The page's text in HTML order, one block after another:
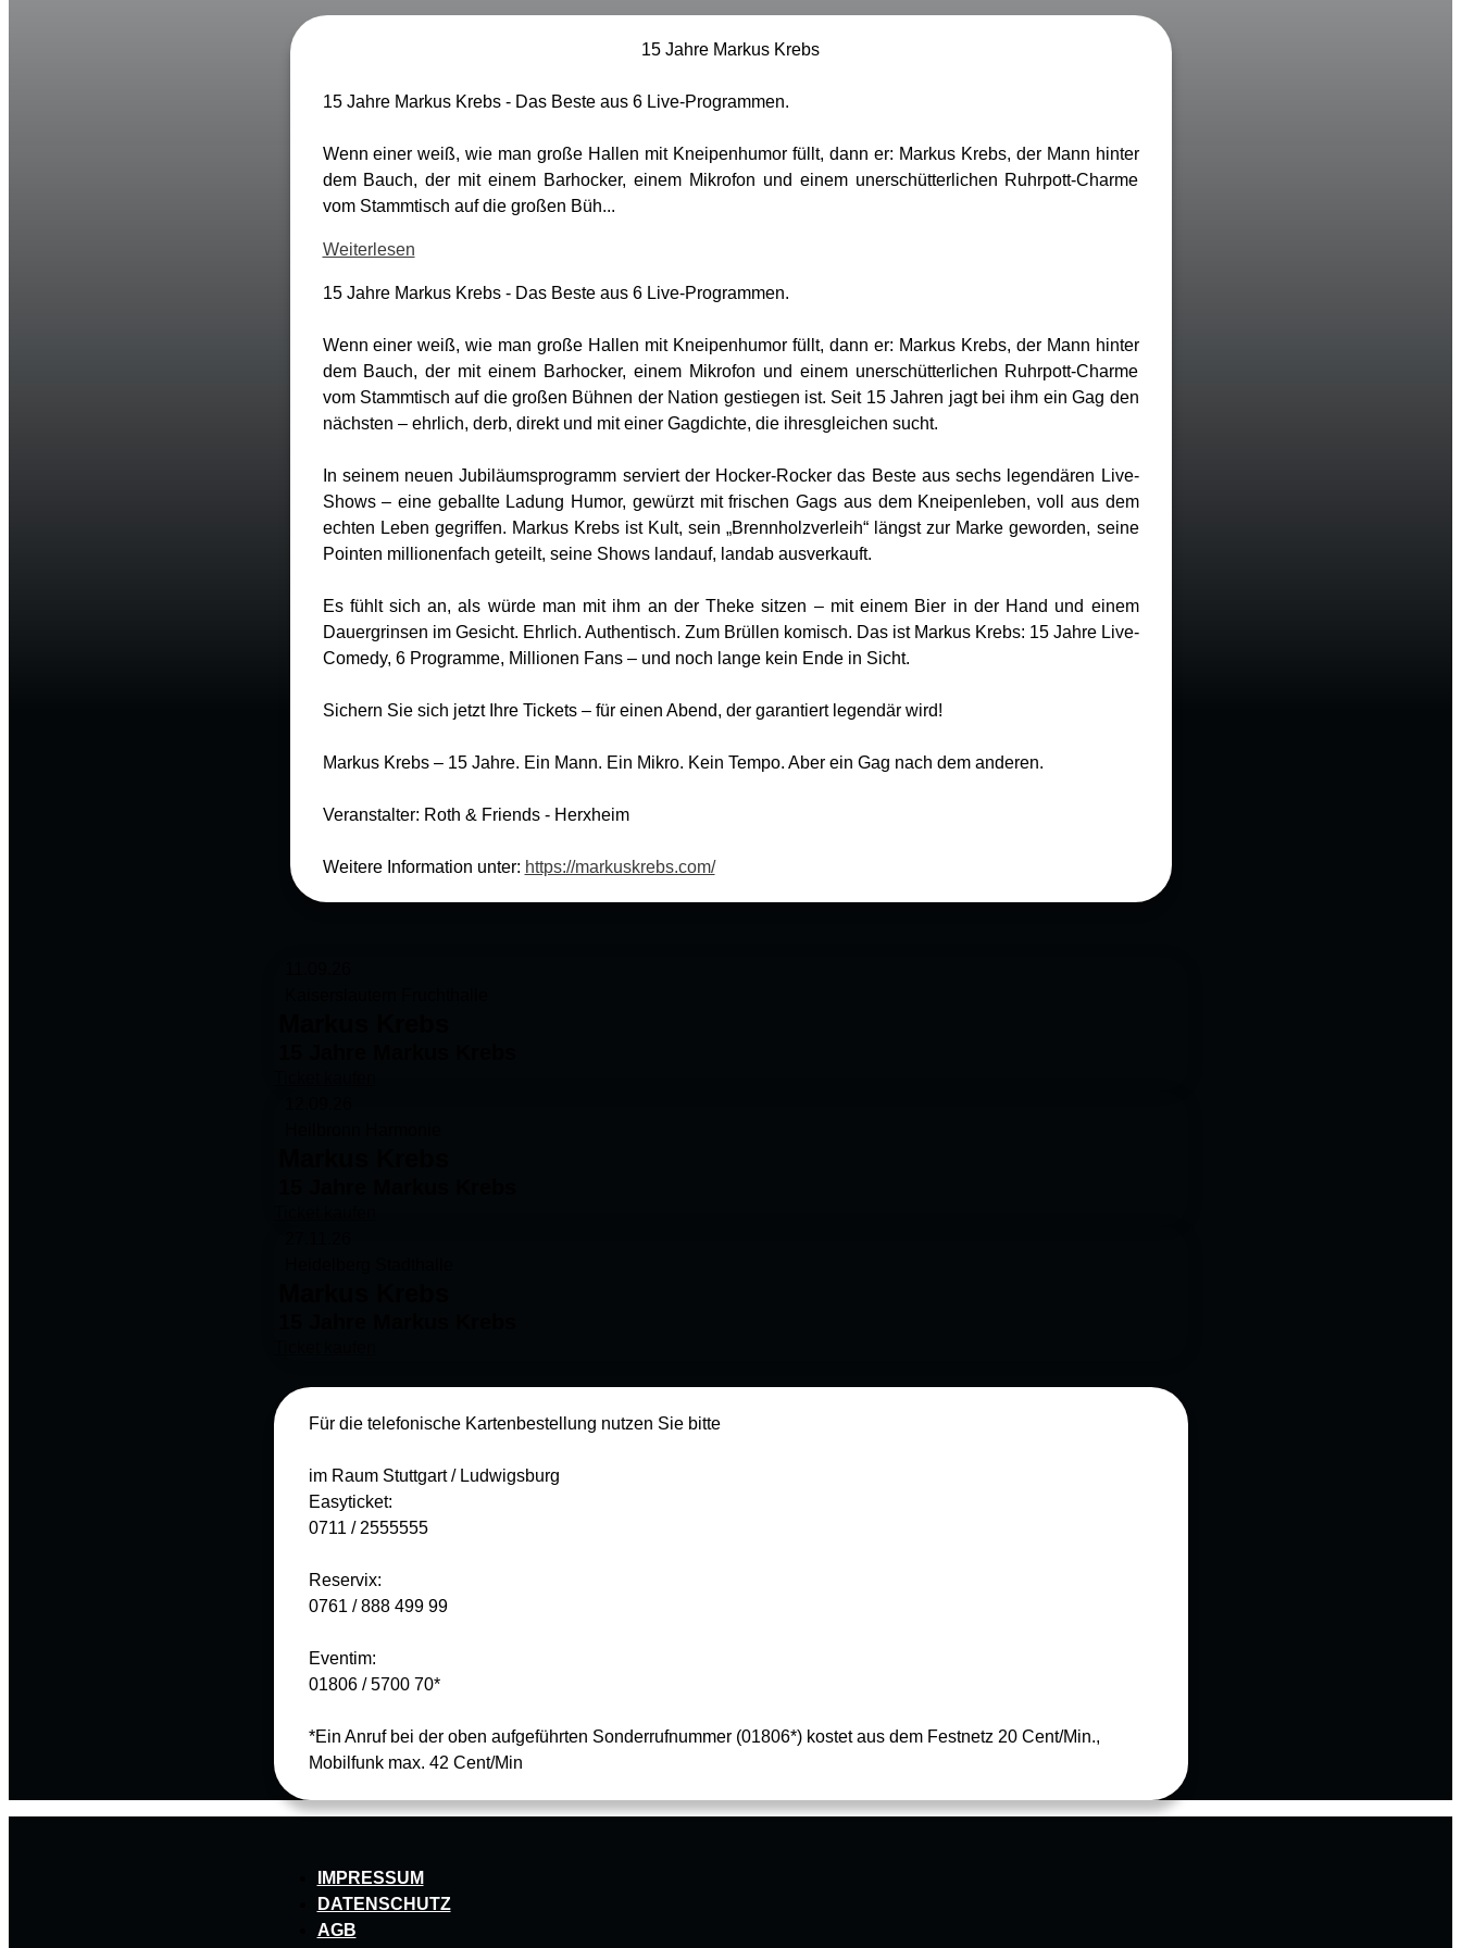
15 Jahre Markus Krebs
15 Jahre Markus Krebs - Das Beste aus 6 Live-Programmen.
Wenn einer weiß, wie man große Hallen mit Kneipenhumor füllt, dann er: Markus Krebs, der Mann hinter
dem Bauch, der mit einem Barhocker, einem Mikrofon und einem unerschütterlichen Ruhrpott-Charme
vom Stammtisch auf die großen Büh...
Weiterlesen
15 Jahre Markus Krebs - Das Beste aus 6 Live-Programmen.
Wenn einer weiß, wie man große Hallen mit Kneipenhumor füllt, dann er: Markus Krebs, der Mann hinter
dem Bauch, der mit einem Barhocker, einem Mikrofon und einem unerschütterlichen Ruhrpott-Charme
vom Stammtisch auf die großen Bühnen der Nation gestiegen ist. Seit 15 Jahren jagt bei ihm ein Gag den
nächsten – ehrlich, derb, direkt und mit einer Gagdichte, die ihresgleichen sucht.
In seinem neuen Jubiläumsprogramm serviert der Hocker-Rocker das Beste aus sechs legendären Live-
Shows – eine geballte Ladung Humor, gewürzt mit frischen Gags aus dem Kneipenleben, voll aus dem
echten Leben gegriffen. Markus Krebs ist Kult, sein „Brennholzverleih“ längst zur Marke geworden, seine
Pointen millionenfach geteilt, seine Shows landauf, landab ausverkauft.
Es fühlt sich an, als würde man mit ihm an der Theke sitzen – mit einem Bier in der Hand und einem
Dauergrinsen im Gesicht. Ehrlich. Authentisch. Zum Brüllen komisch. Das ist Markus Krebs: 15 Jahre Live-
Comedy, 6 Programme, Millionen Fans – und noch lange kein Ende in Sicht.
Sichern Sie sich jetzt Ihre Tickets – für einen Abend, der garantiert legendär wird!
Markus Krebs – 15 Jahre. Ein Mann. Ein Mikro. Kein Tempo. Aber ein Gag nach dem anderen.
Veranstalter: Roth & Friends - Herxheim
Weitere Information unter: https://markuskrebs.com/
Für die telefonische Kartenbestellung nutzen Sie bitte
im Raum Stuttgart / Ludwigsburg
Easyticket:
0711 / 2555555
Reservix:
0761 / 888 499 99
Eventim:
01806 / 5700 70*
*Ein Anruf bei der oben aufgeführten Sonderrufnummer (01806*) kostet aus dem Festnetz 20 Cent/Min.,
Mobilfunk max. 42 Cent/Min
IMPRESSUM
DATENSCHUTZ
AGB